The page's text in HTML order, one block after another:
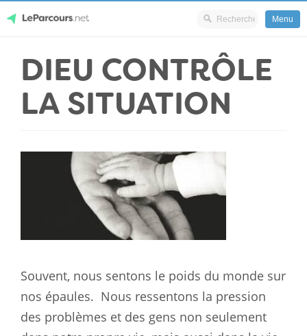
content
LeParcours.net
Menu
DIEU CONTRÔLE
LA SITUATION
Souvent, nous sentons le poids du monde sur
nos épaules. Nous ressentons la pression
des problèmes et des gens non seulement